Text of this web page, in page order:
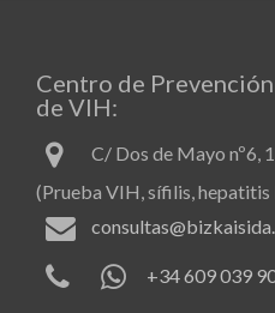
Centro de
de VIH:
C/ Dos de Mayo nº6,
(Prueba VIH, sífilis, hepatitis
+34 609 039